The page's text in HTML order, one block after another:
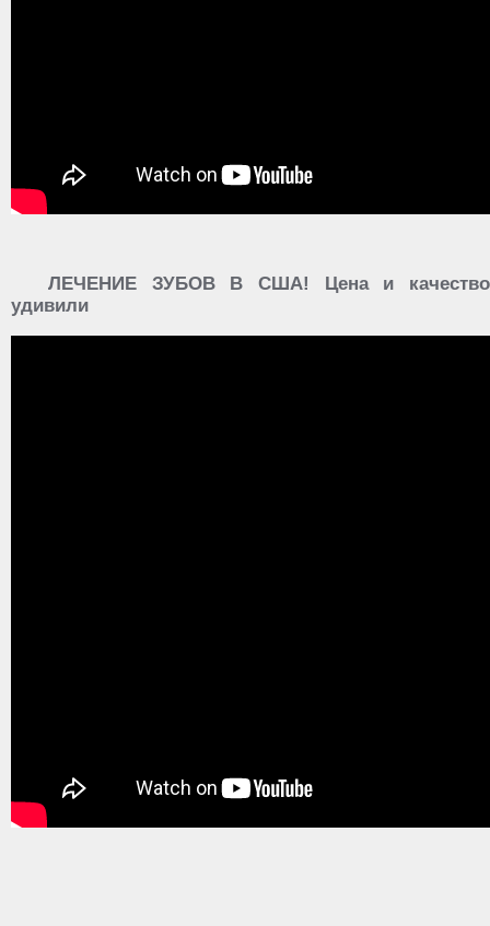
ЛЕЧЕНИЕ ЗУБОВ В США! Цена и качество
удивили